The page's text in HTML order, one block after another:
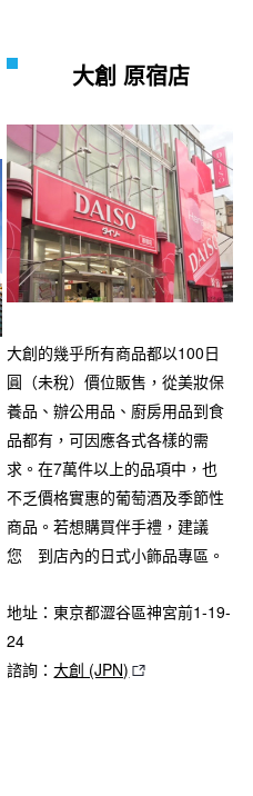
大創 原宿店
大創的幾乎所有商品都以100日
圓（未稅）價位販售，從美妝保
養品、辦公用品、廚房用品到食
品都有，可因應各式各樣的需
求。在7萬件以上的品項中，也
不乏價格實惠的葡萄酒及季節性
商品。若想購買伴手禮，建議
您 到店內的日式小飾品專區。
地址：東京都澀谷區神宮前1-19-
24
諮詢：大創 (JPN)